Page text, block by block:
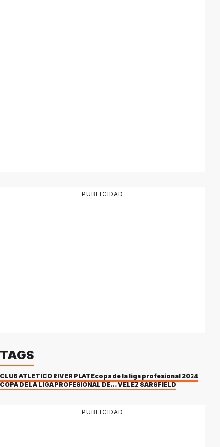
PUBLICIDAD
TAGS
CLUB ATLÉTICO RIVER PLATEcopa de la liga profesional 2024
COPA DE LA LIGA PROFESIONAL DE FÚTBOLVÉLEZ SARSFIELD
PUBLICIDAD